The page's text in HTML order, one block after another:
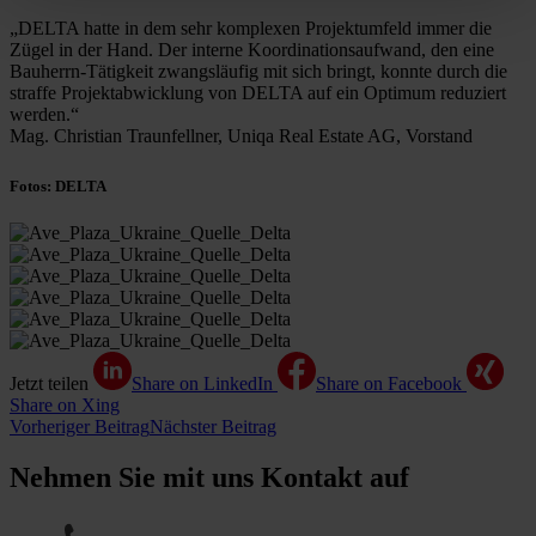
„DELTA hatte in dem sehr komplexen Projektumfeld immer die
Zügel in der Hand. Der interne Koordinationsaufwand, den eine
Bauherrn-Tätigkeit zwangsläufig mit sich bringt, konnte durch die
straffe Projektabwicklung von DELTA auf ein Optimum reduziert
werden.“
Mag. Christian Traunfellner, Uniqa Real Estate AG, Vorstand
Fotos: DELTA
Jetzt teilen Share on LinkedIn
Share on Facebook
Share on Xing
Vorheriger BeitragNächster Beitrag
Nehmen Sie mit uns Kontakt auf